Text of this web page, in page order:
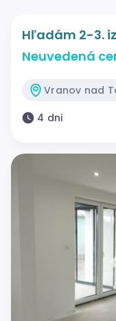
Hľadám 2-3.
Neuvedená
Vranov nad
4 dni